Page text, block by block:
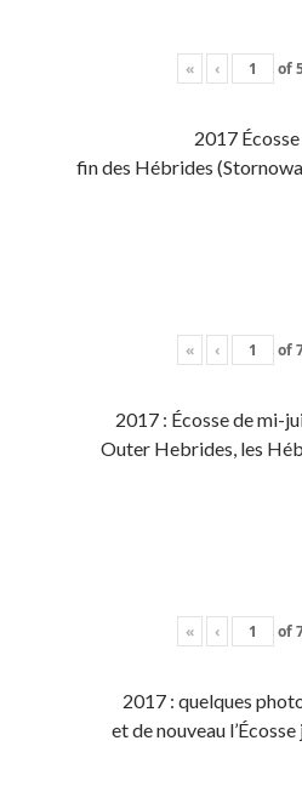
« ‹ of
2017
fin des Hébrides
« ‹ of
2017 : Écosse de mi-
Outer Hebrides, les
« ‹ of
2017 : quelques
et de nouveau